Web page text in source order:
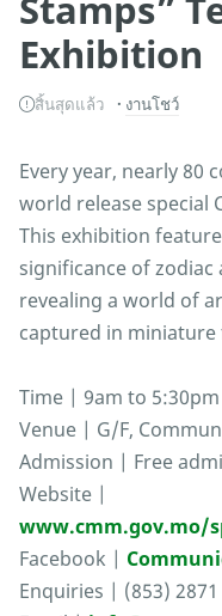
Exhibition
สิ้นสุดแล้ว งานโชว์
Every year, nearly 80
world release special
This exhibition
significance of
revealing a world of
captured in miniature
Time | 9am to
Venue | G/F,
Admission | Free
Website |
www.cmm.gov.mo/
Facebook |
Enquiries | (853)